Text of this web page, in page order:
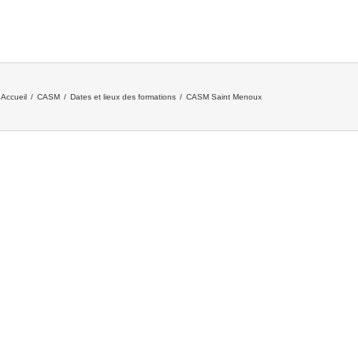
Accueil / CASM / Dates et lieux des formations / CASM Saint Menoux